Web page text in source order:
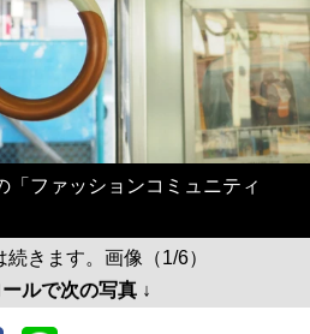
「ファッションコミュニティ
続きます。画像（1/6）
ルで次の写真 ↓